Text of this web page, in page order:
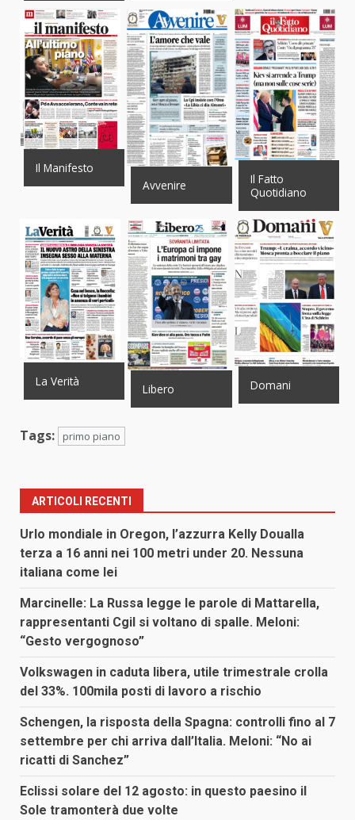
Il Manifesto
Avvenire
Il Fatto
Quotidiano
La Verità
Libero Domani
Tags: primo piano
ARTICOLI RECENTI
Urlo mondiale in Oregon, l’azzurra Kelly Doualla
terza a 16 anni nei 100 metri under 20. Nessuna
italiana come lei
Marcinelle: La Russa legge le parole di Mattarella,
rappresentanti Cgil si voltano di spalle. Meloni:
“Gesto vergognoso”
Volkswagen in caduta libera, utile trimestrale crolla
del 33%. 100mila posti di lavoro a rischio
Schengen, la risposta della Spagna: controlli fino al 7
settembre per chi arriva dall’Italia. Meloni: “No ai
ricatti di Sanchez”
Eclissi solare del 12 agosto: in questo paesino il
Sole tramonterà due volte